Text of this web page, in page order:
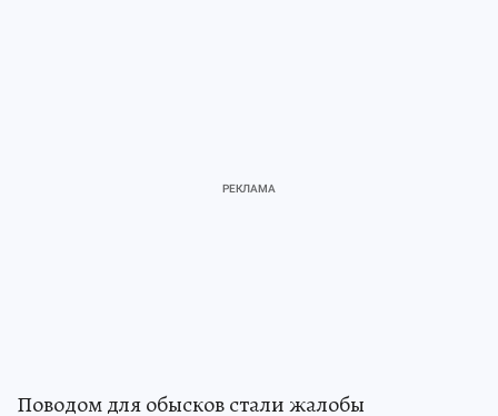
Поводом для обысков стали жалобы